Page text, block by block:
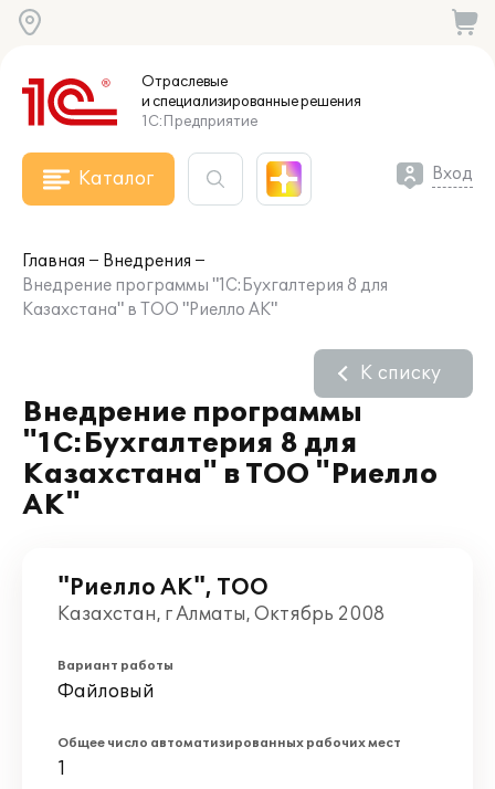
Отраслевые
и специализированныерешения
1С:Предприятие
Каталог Вход
Главная
Внедрения
Внедрение программы "1С:Бухгалтерия 8 для
Казахстана" в ТОО "Риелло АК"
Внедрение программы
"1С:Бухгалтерия 8 для
Казахстана" в ТОО "Риелло
АК"
К списку
"Риелло АК", ТОО
Казахстан, г Алматы, Октябрь 2008
Вариант работы
Файловый
Общее число автоматизированных рабочих мест
1